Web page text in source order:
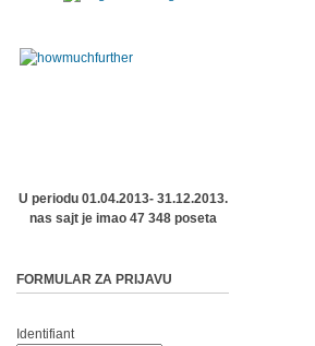
U periodu 01.04.2013- 31.12.2013.
nas sajt je imao 47 348 poseta
FORMULAR ZA PRIJAVU
Identifiant